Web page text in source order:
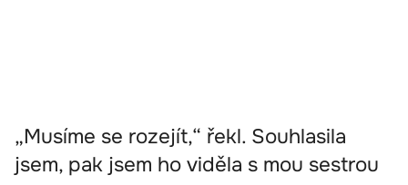
„Musíme se rozejít,“ řekl. Souhlasila
jsem, pak jsem ho viděla s mou sestrou